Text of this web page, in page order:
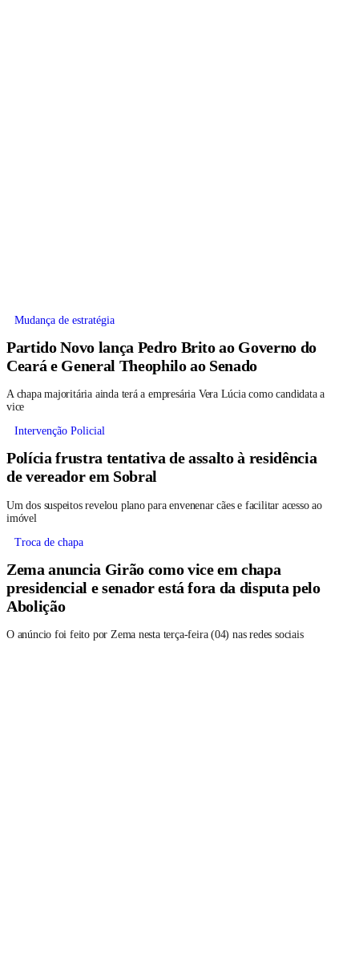
Mudança de estratégia
Partido Novo lança Pedro Brito ao Governo do
Ceará e General Theophilo ao Senado
A chapa majoritária ainda terá a empresária Vera Lúcia como candidata a
vice
Intervenção Policial
Polícia frustra tentativa de assalto à residência
de vereador em Sobral
Um dos suspeitos revelou plano para envenenar cães e facilitar acesso ao
imóvel
Troca de chapa
Zema anuncia Girão como vice em chapa
presidencial e senador está fora da disputa pelo
Abolição
O anúncio foi feito por Zema nesta terça-feira (04) nas redes sociais